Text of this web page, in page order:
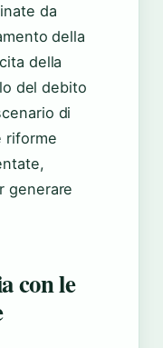
da
della
della
del debito
di
riforme
generare
con le